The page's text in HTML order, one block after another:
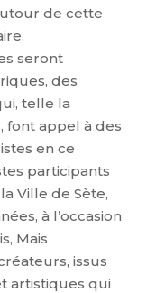
de cette
seront
des
telle la
font appel à des
en ce
participants
Ville de Sète,
à l’occasion
Mais
issus
artistiques qui